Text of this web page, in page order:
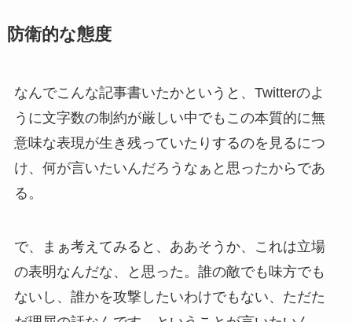
防衛的な態度
なんでこんな記事書いたかというと、Twitterのよ
うに文字数の制約が厳しい中でもこの本質的に無
意味な表現が生き残っていたりするのを見るにつ
け、何が言いたいんだろうなぁと思ったからであ
る。
で、まぁ考えてみると、ああそうか、これは立場
の表明なんだな、と思った。誰の敵でも味方でも
ないし、誰かを攻撃したいわけでもない、ただた